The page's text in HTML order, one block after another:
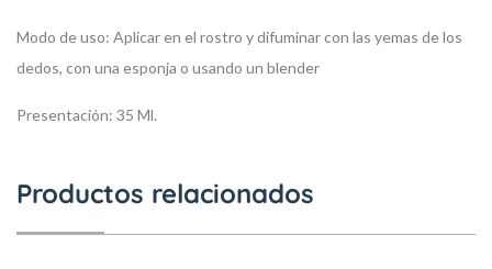
Modo de uso: Aplicar en el rostro y difuminar con las yemas de los
dedos, con una esponja o usando un blender
Presentación: 35 Ml.
Productos relacionados